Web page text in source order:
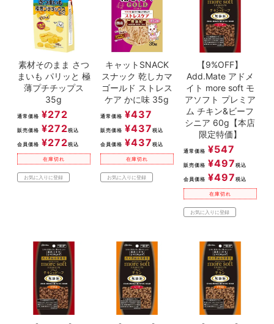
素材そのまま さつ
まいも パリッと 極
薄プチチップス
35g
通常価格 ¥272
販売価格 ¥272税込
会員価格 ¥272税込
在庫切れ
お気に入りに登録
キャットSNACK
スナック 乾しカマ
ゴールド ストレス
ケア かに味 35g
通常価格 ¥437
販売価格 ¥437 税込
会員価格 ¥437 税込
在庫切れ
お気に入りに登録
【9%OFF】
Add.Mate アドメ
イト more soft モ
アソフト プレミア
ム チキン&ビーフ
シニア 60g【本店
限定特価】
通常価格 ¥547
販売価格 ¥497 税込
会員価格 ¥497 税込
在庫切れ
お気に入りに登録